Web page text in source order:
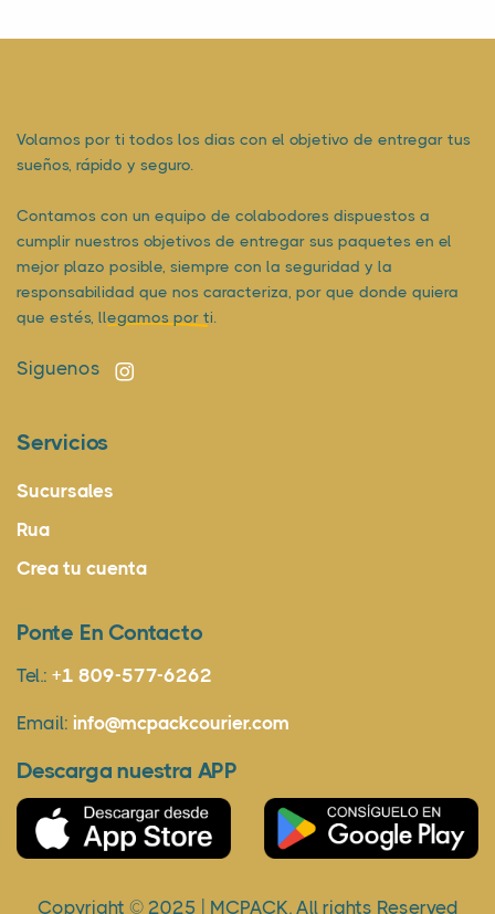
Volamos por ti todos los dias con el objetivo de entregar tus
sueños, rápido y seguro.
Contamos con un equipo de colabodores dispuestos a
cumplir nuestros objetivos de entregar sus paquetes en el
mejor plazo posible, siempre con la seguridad y la
responsabilidad que nos caracteriza, por que donde quiera
que estés, llegamos por ti.
Siguenos
Servicios
Sucursales
Rua
Crea tu cuenta
Ponte En Contacto
Tel.: +1 809-577-6262
Email: info@mcpackcourier.com
Descarga nuestra APP
Copyright © 2025 | MCPACK. All rights Reserved